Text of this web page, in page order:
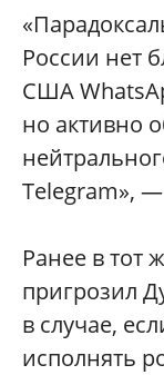
России нет
США
но активно
Telegram»,
Ранее в тот
пригрозил
в случае,
исполнять